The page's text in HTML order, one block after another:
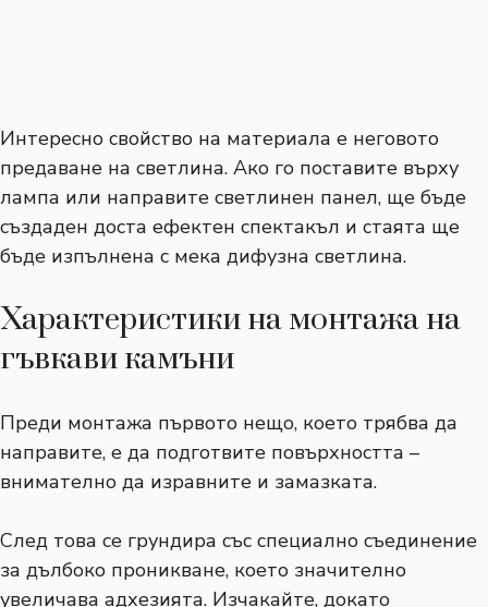
Интересно свойство на материала е неговото
предаване на светлина. Ако го поставите върху
лампа или направите светлинен панел, ще бъде
създаден доста ефектен спектакъл и стаята ще
бъде изпълнена с мека дифузна светлина.
Характеристики на монтажа на
гъвкави камъни
Преди монтажа първото нещо, което трябва да
направите, е да подготвите повърхността –
внимателно да изравните и замазката.
След това се грундира със специално съединение
за дълбоко проникване, което значително
увеличава адхезията. Изчакайте, докато